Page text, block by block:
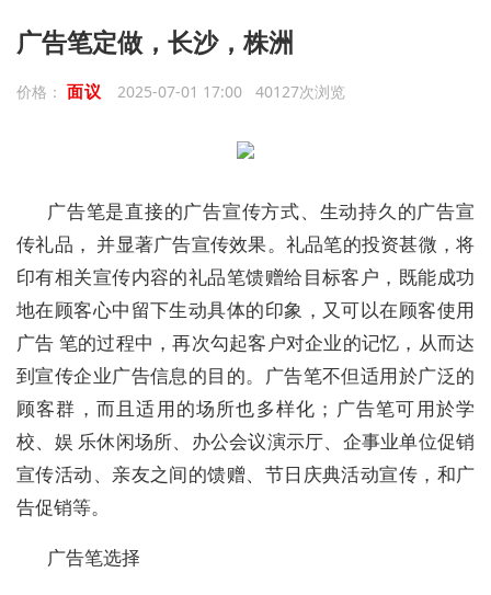
广告笔定做，长沙，株洲
价格： 面议 2025-07-01 17:00 40127次浏览
广告笔是直接的广告宣传方式、生动持久的广告宣
传礼品， 并显著广告宣传效果。礼品笔的投资甚微，将
印有相关宣传内容的礼品笔馈赠给目标客户，既能成功
地在顾客心中留下生动具体的印象，又可以在顾客使用
广告 笔的过程中，再次勾起客户对企业的记忆，从而达
到宣传企业广告信息的目的。广告笔不但适用於广泛的
顾客群，而且适用的场所也多样化；广告笔可用於学
校、娱 乐休闲场所、办公会议演示厅、企事业单位促销
宣传活动、亲友之间的馈赠、节日庆典活动宣传，和广
告促销等。
广告笔选择